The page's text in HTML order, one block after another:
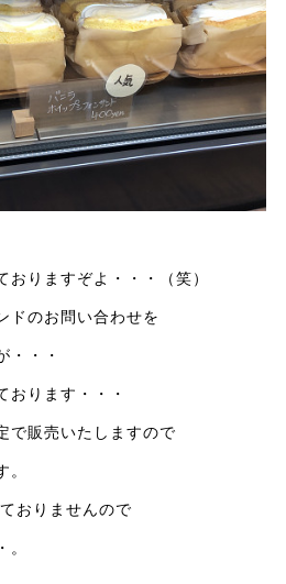
りますぞよ・・・（笑）
ドのお問い合わせを
・・・
おります・・・
で販売いたしますので
。
おりませんので
。